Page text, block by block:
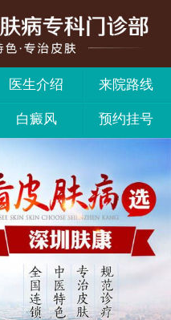
医生介绍 来院路线
白癜风 预约挂号